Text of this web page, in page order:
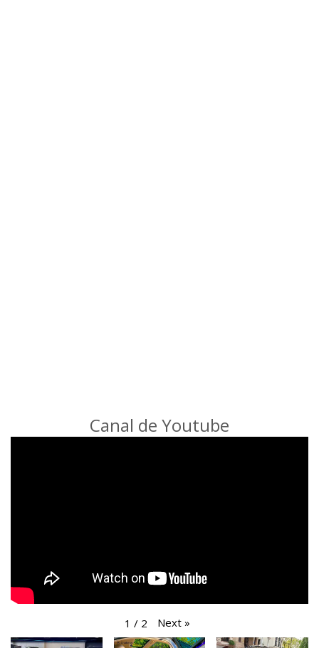
Canal de Youtube
1 / 2 Next »